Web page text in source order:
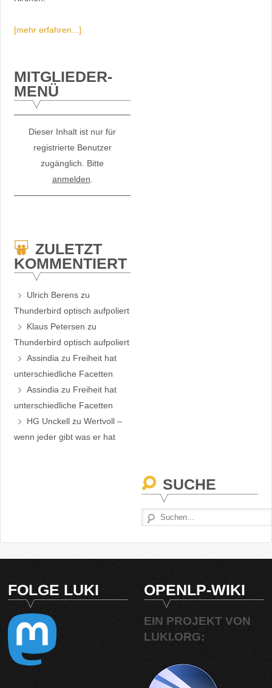
[mehr erfahren...]
MITGLIEDER-
MENÜ
Dieser Inhalt ist nur für
registrierte Benutzer
zugänglich. Bitte
anmelden
ZULETZT
KOMMENTIERT
Ulrich Berens zu
Thunderbird optisch aufpoliert
Klaus Petersen zu
Thunderbird optisch aufpoliert
Assindia zu Freiheit hat
unterschiedliche Facetten
Assindia zu Freiheit hat
unterschiedliche Facetten
HG Unckell zuWertvoll –
wenn jeder gibt was er hat
SUCHE
FOLGE LUKI OPENLP-WIKI
EIN PROJEKT VON
LUKI.ORG: